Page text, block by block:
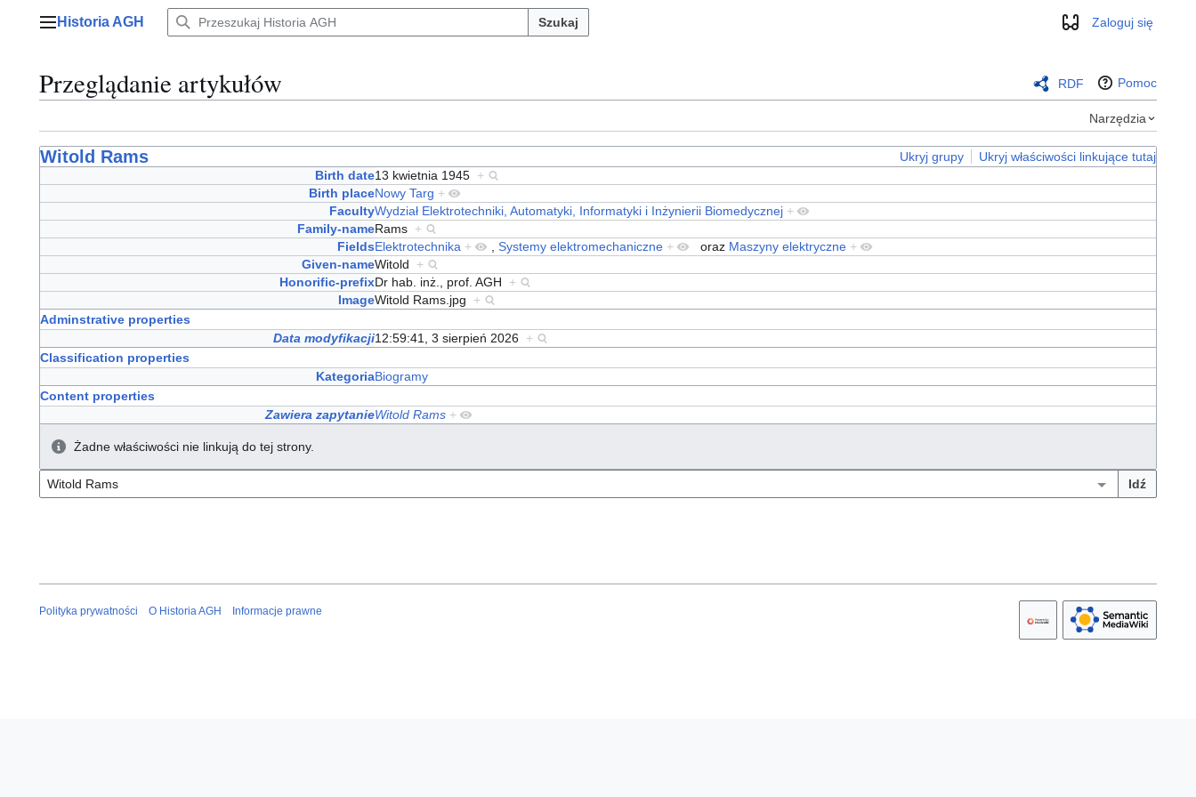
Menu główne
Historia AGH Szukaj WyglądZaloguj się
Przeglądanie artykułów RDF Pomoc
Narzędzia
Witold Rams Ukryj grupy
Ukryj właściwości linkujące tutaj
Birth date13 kwietnia 1945 +
Birth placeNowy Targ +
FacultyWydział Elektrotechniki, Automatyki, Informatyki i Inżynierii Biomedycznej +
Family-nameRams +
FieldsElektrotechnika + ,Systemy elektromechaniczne + oraz Maszyny elektryczne +
Given-nameWitold +
Honorific-prefixDr hab. inż., prof. AGH +
ImageWitold Rams.jpg +
Adminstrative properties
Data modyfikacji12:59:41, 3 sierpień 2026
+
Classification properties
KategoriaBiogramy
Content properties
Zawiera zapytanieWitold Rams +
Żadne właściwości nie linkują do tej strony.
Polityka prywatności O Historia AGH Informacje prawne